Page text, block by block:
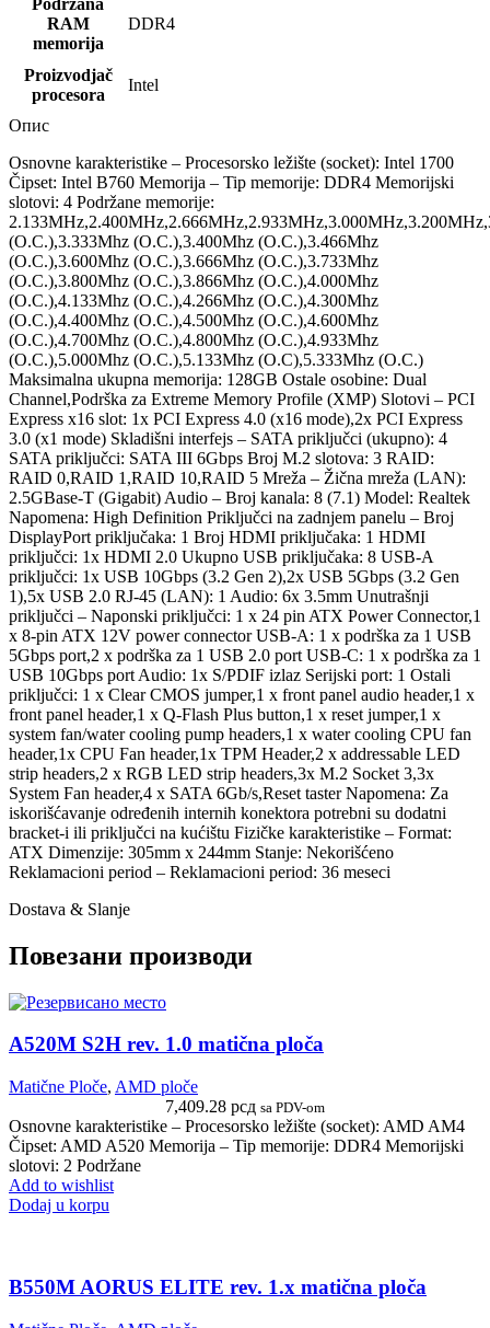
RAM
memorija
DDR4
Proizvodjač
procesora
Intel
Опис
Osnovne karakteristike – Procesorsko ležište (socket): Intel 1700
Čipset: Intel B760 Memorija – Tip memorije: DDR4 Memorijski
slotovi: 4 Podržane memorije:
(O.C.),3.333Mhz (O.C.),3.400Mhz (O.C.),3.466Mhz
(O.C.),3.600Mhz (O.C.),3.666Mhz (O.C.),3.733Mhz
(O.C.),3.800Mhz (O.C.),3.866Mhz (O.C.),4.000Mhz
(O.C.),4.133Mhz (O.C.),4.266Mhz (O.C.),4.300Mhz
(O.C.),4.400Mhz (O.C.),4.500Mhz (O.C.),4.600Mhz
(O.C.),4.700Mhz (O.C.),4.800Mhz (O.C.),4.933Mhz
(O.C.),5.000Mhz (O.C.),5.133Mhz (O.C),5.333Mhz (O.C.)
Maksimalna ukupna memorija: 128GB Ostale osobine: Dual
Channel,Podrška za Extreme Memory Profile (XMP) Slotovi – PCI
Express x16 slot: 1x PCI Express 4.0 (x16 mode),2x PCI Express
3.0 (x1 mode) Skladišni interfejs – SATA priključci (ukupno): 4
SATA priključci: SATA III 6Gbps Broj M.2 slotova: 3 RAID:
RAID 0,RAID 1,RAID 10,RAID 5 Mreža – Žična mreža (LAN):
2.5GBase-T (Gigabit) Audio – Broj kanala: 8 (7.1) Model: Realtek
Napomena: High Definition Priključci na zadnjem panelu – Broj
DisplayPort priključaka: 1 Broj HDMI priključaka: 1 HDMI
priključci: 1x HDMI 2.0 Ukupno USB priključaka: 8 USB-A
priključci: 1x USB 10Gbps (3.2 Gen 2),2x USB 5Gbps (3.2 Gen
1),5x USB 2.0 RJ-45 (LAN): 1 Audio: 6x 3.5mm Unutrašnji
priključci – Naponski priključci: 1 x 24 pin ATX Power Connector,1
x 8-pin ATX 12V power connector USB-A: 1 x podrška za 1 USB
5Gbps port,2 x podrška za 1 USB 2.0 port USB-C: 1 x podrška za 1
USB 10Gbps port Audio: 1x S/PDIF izlaz Serijski port: 1 Ostali
priključci: 1 x Clear CMOS jumper,1 x front panel audio header,1 x
front panel header,1 x Q-Flash Plus button,1 x reset jumper,1 x
system fan/water cooling pump headers,1 x water cooling CPU fan
header,1x CPU Fan header,1x TPM Header,2 x addressable LED
strip headers,2 x RGB LED strip headers,3x M.2 Socket 3,3x
System Fan header,4 x SATA 6Gb/s,Reset taster Napomena: Za
iskorišćavanje određenih internih konektora potrebni su dodatni
bracket-i ili priključci na kućištu Fizičke karakteristike – Format:
ATX Dimenzije: 305mm x 244mm Stanje: Nekorišćeno
Reklamacioni period – Reklamacioni period: 36 meseci
Dostava & Slanje
Повезани производи
A520M S2H rev. 1.0 matična ploča
Matične Ploče, AMD ploče
7,409.28 рсд sa PDV-om
Osnovne karakteristike – Procesorsko ležište (socket): AMD AM4
Čipset: AMD A520 Memorija – Tip memorije: DDR4 Memorijski
slotovi: 2 Podržane
Add to wishlist
Dodaj u korpu
B550M AORUS ELITE rev. 1.x matična ploča